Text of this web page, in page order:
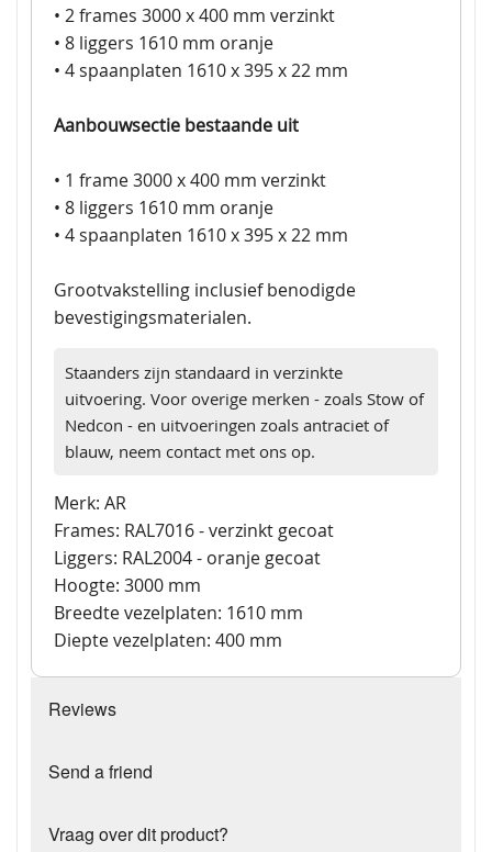
• 2 frames 3000 x 400 mm verzinkt
• 8 liggers 1610 mm oranje
• 4 spaanplaten 1610 x 395 x 22 mm
Aanbouwsectie bestaande uit
• 1 frame 3000 x 400 mm verzinkt
• 8 liggers 1610 mm oranje
• 4 spaanplaten 1610 x 395 x 22 mm
Grootvakstelling inclusief benodigde
bevestigingsmaterialen.
Staanders zijn standaard in verzinkte
uitvoering. Voor overige merken - zoals Stow of
Nedcon - en uitvoeringen zoals antraciet of
blauw, neem contact met ons op.
Merk: AR
Frames: RAL7016 - verzinkt gecoat
Liggers: RAL2004 - oranje gecoat
Hoogte: 3000 mm
Breedte vezelplaten: 1610 mm
Diepte vezelplaten: 400 mm
Reviews
Send a friend
Vraag over dit product?